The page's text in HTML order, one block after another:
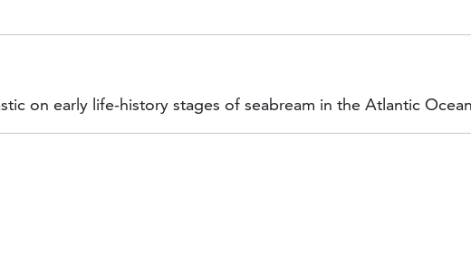
on early life-history stages of seabream in the Atlantic